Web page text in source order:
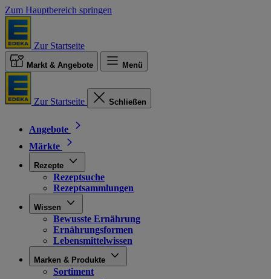
Zum Hauptbereich springen
Zur Startseite
Markt & Angebote Menü
Zur Startseite Schließen
Angebote
Märkte
Rezepte
Rezeptsuche
Rezeptsammlungen
Wissen
Bewusste Ernährung
Ernährungsformen
Lebensmittelwissen
Marken & Produkte
Sortiment